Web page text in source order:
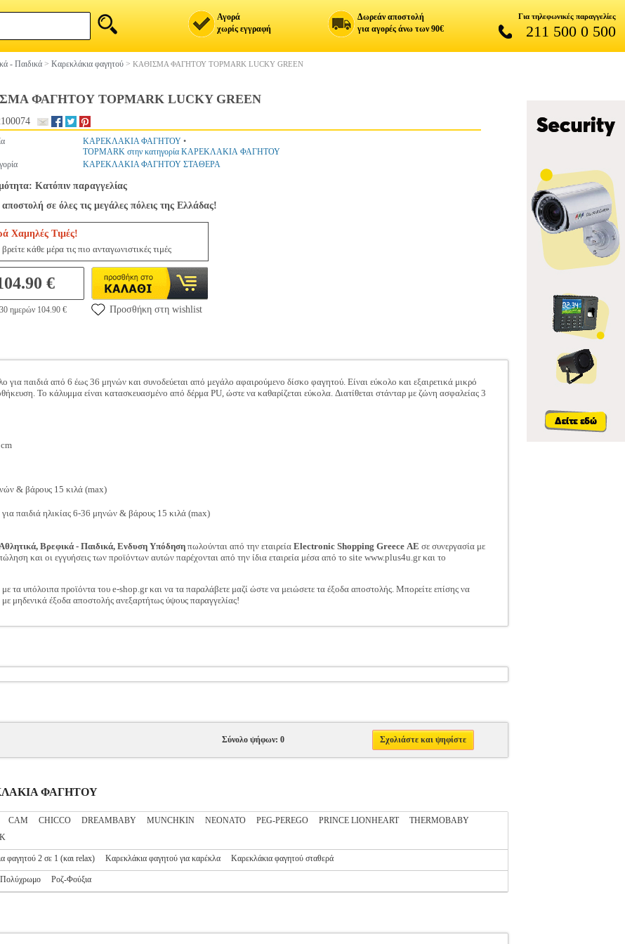
Αγορά
χωρίς εγγραφή
Δωρεάν αποστολή
για αγορές άνω των 90€
Για τηλεφωνικές παραγγελίες
211 500 0 500
- Παιδικά > Καρεκλάκια φαγητού > ΚΑΘΙΣΜΑ ΦΑΓΗΤΟΥ TOPMARK LUCKY GREEN
ΦΑΓΗΤΟΥ TOPMARK LUCKY GREEN
ΚΑΡΕΚΛΑΚΙΑ ΦΑΓΗΤΟΥ •
TOPMARK στην κατηγορία ΚΑΡΕΚΛΑΚΙΑ ΦΑΓΗΤΟΥ
ΚΑΡΕΚΛΑΚΙΑ ΦΑΓΗΤΟΥ ΣΤΑΘΕΡΑ
Κατόπιν παραγγελίας
σε όλες τις μεγάλες πόλεις της Ελλάδας!
Χαμηλές Τιμές!
κάθε μέρα τις πιο ανταγωνιστικές τιμές
€
ημερών 104.90 € Προσθήκη στη wishlist
για παιδιά από 6 έως 36 μηνών και συνοδεύεται από μεγάλο αφαιρούμενο δίσκο φαγητού. Είναι εύκολο και εξαιρετικά μικρό
Το κάλυμμα είναι κατασκευασμένο από δέρμα PU, ώστε να καθαρίζεται εύκολα. Διατίθεται στάνταρ με ζώνη ασφαλείας 3
& βάρους 15 κιλά (max)
παιδιά ηλικίας 6-36 μηνών & βάρους 15 κιλά (max)
Βρεφικά - Παιδικά, Ενδυση Υπόδησηπωλούνται από την εταιρεία Electronic Shopping Greece ΑΕ σε συνεργασία με
και οι εγγυήσεις των προϊόντων αυτών παρέχονται από την ίδια εταιρεία μέσα από το site www.plus4u.gr και το
τα υπόλοιπα προϊόντα του e-shop.gr και να τα παραλάβετε μαζί ώστε να μειώσετε τα έξοδα αποστολής. Μπορείτε επίσης να
μηδενικά έξοδα αποστολής ανεξαρτήτως ύψους παραγγελίας!
Σύνολο ψήφων: 0 Σχολιάστε και ψηφίστε
ΦΑΓΗΤΟΥ
CAM CHICCO DREAMBABY MUNCHKIN NEONATO PEG-PEREGO PRINCE LIONHEART
THERMOBABY
φαγητού 2 σε 1 (και relax) Καρεκλάκια φαγητού για καρέκλα Καρεκλάκια φαγητού σταθερά
Πολύχρωμο Ροζ-Φούξια